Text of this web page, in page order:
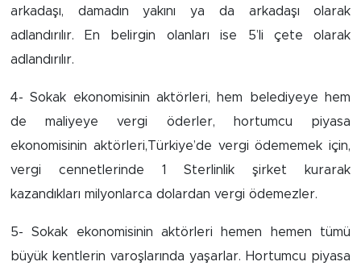
arkadaşı, damadın yakını ya da arkadaşı olarak
adlandırılır. En belirgin olanları ise 5’li çete olarak
adlandırılır.
4- Sokak ekonomisinin aktörleri, hem belediyeye hem
de maliyeye vergi öderler, hortumcu piyasa
ekonomisinin aktörleri,Türkiye’de vergi ödememek için,
vergi cennetlerinde 1 Sterlinlik şirket kurarak
kazandıkları milyonlarca dolardan vergi ödemezler.
5- Sokak ekonomisinin aktörleri hemen hemen tümü
büyük kentlerin varoşlarında yaşarlar. Hortumcu piyasa